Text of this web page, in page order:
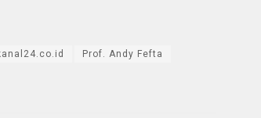
Prof. Andy Fefta